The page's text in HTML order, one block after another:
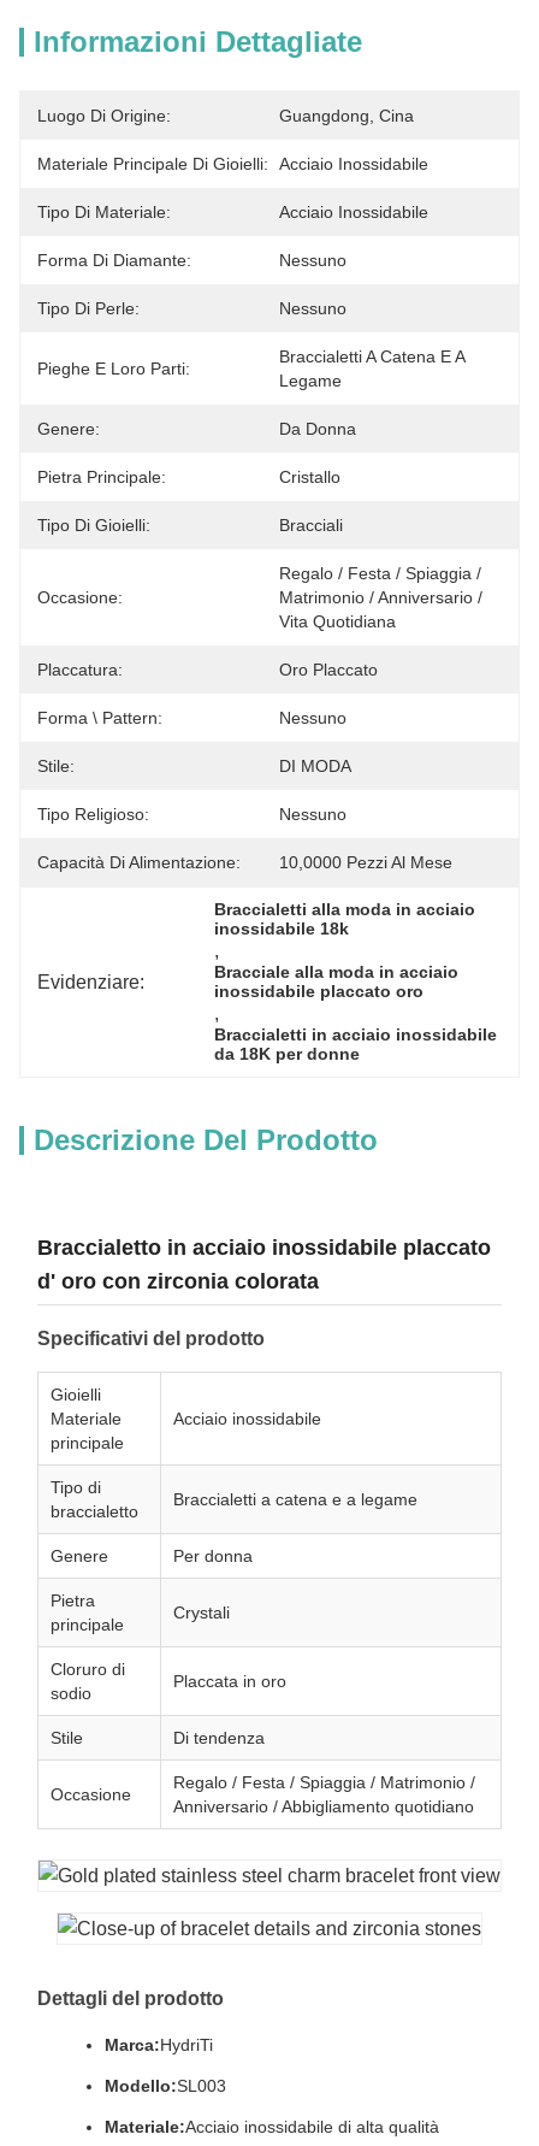
Informazioni Dettagliate
Luogo Di Origine: Guangdong, Cina
Materiale Principale Di Gioielli: Acciaio Inossidabile
Tipo Di Materiale: Acciaio Inossidabile
Forma Di Diamante: Nessuno
Tipo Di Perle: Nessuno
Pieghe E Loro Parti:
Braccialetti A Catena E A
Legame
Genere: Da Donna
Pietra Principale: Cristallo
Tipo Di Gioielli: Bracciali
Occasione:
Regalo / Festa / Spiaggia /
Matrimonio / Anniversario /
Vita Quotidiana
Placcatura: Oro Placcato
Forma \ Pattern: Nessuno
Stile: DI MODA
Tipo Religioso: Nessuno
Capacità Di Alimentazione: 10,0000 Pezzi Al Mese
Evidenziare:
Braccialetti alla moda in acciaio
inossidabile 18k
,
Bracciale alla moda in acciaio
inossidabile placcato oro
,
Braccialetti in acciaio inossidabile
da 18K per donne
Descrizione Del Prodotto
Braccialetto in acciaio inossidabile placcato
d' oro con zirconia colorata
Specificativi del prodotto
Gioielli
Materiale
principale
Acciaio inossidabile
Tipo di
braccialetto
Braccialetti a catena e a legame
Genere Per donna
Pietra
principale
Crystali
Cloruro di
sodio
Placcata in oro
Stile Di tendenza
Occasione
Regalo / Festa / Spiaggia / Matrimonio /
Anniversario / Abbigliamento quotidiano
Dettagli del prodotto
Marca:HydriTi
Modello:SL003
Materiale:Acciaio inossidabile di alta qualità